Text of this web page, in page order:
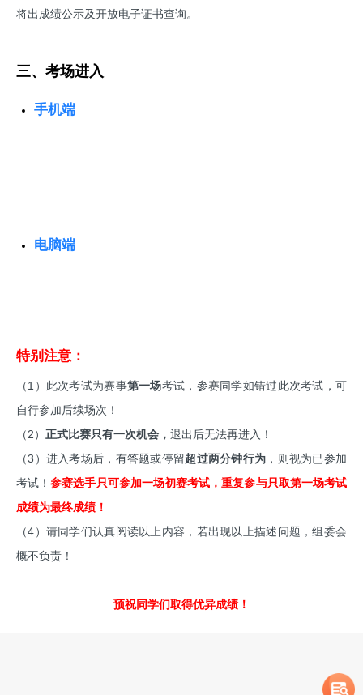
将出成绩公示及开放电子证书查询。
三、考场进入
手机端
电脑端
特别注意：
（1）此次考试为赛事第一场考试，参赛同学如错过此次考试，可
自行参加后续场次！
（2） 正式比赛只有一次机会， 退出后无法再进入！
（3）进入考场后，有答题或停留超过两分钟行为 ，则视为已参加
考试！参赛选手只可参加一场初赛考试，重复参与只取第一场考试
成绩为最终成绩！
（4）请同学们认真阅读以上内容，若出现以上描述问题，组委会
概不负责！
预祝同学们取得优异成绩！